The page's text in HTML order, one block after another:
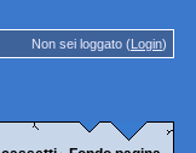
Non sei loggato (Login)